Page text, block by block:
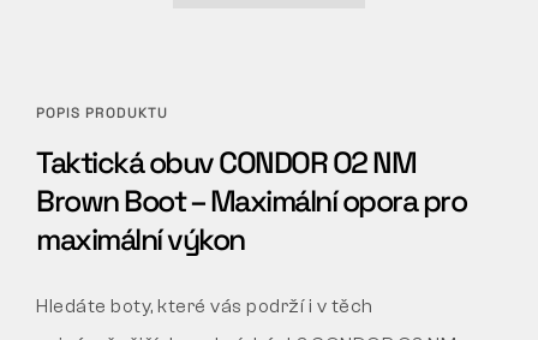
POPIS PRODUKTU
Taktická obuv CONDOR O2 NM
Brown Boot – Maximální opora pro
maximální výkon
Hledáte boty, které vás podrží i v těch